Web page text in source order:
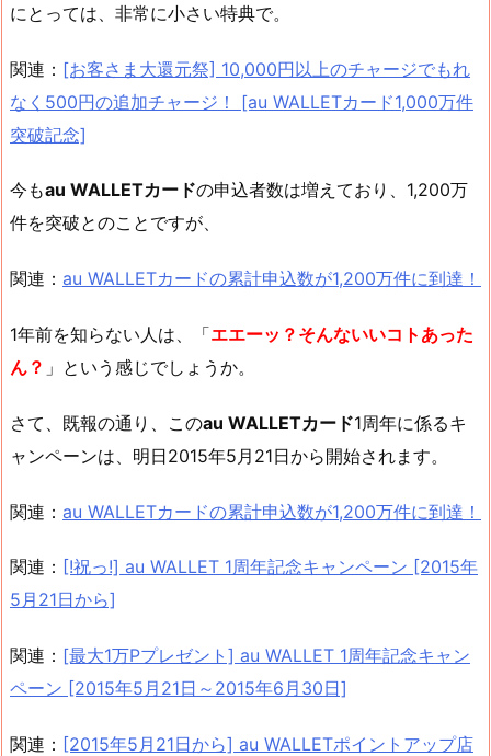
にとっては、非常に小さい特典で。
関連： [お客さま大還元祭] 10,000円以上のチャージでもれ
なく500円の追加チャージ！ [au WALLETカード1,000万件
突破記念]
今もau WALLETカードの申込者数は増えており、1,200万
件を突破とのことですが、
関連： au WALLETカードの累計申込数が1,200万件に到達！
1年前を知らない人は、「エエーッ？そんないいコトあった
ん？ 」という感じでしょうか。
さて、既報の通り、このau WALLETカード1周年に係るキ
ャンペーンは、明日2015年5月21日から開始されます。
関連： au WALLETカードの累計申込数が1,200万件に到達！
関連： [!祝っ!] au WALLET 1周年記念キャンペーン [2015年
5月21日から]
関連： [最大1万Pプレゼント] au WALLET 1周年記念キャン
ペーン [2015年5月21日～2015年6月30日]
関連： [2015年5月21日から] au WALLETポイントアップ店